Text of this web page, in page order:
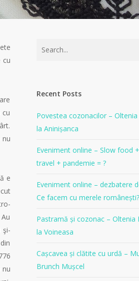
cu
e
şi-
nu
Recent Posts
Povestea cozonacilor –
la Aninișanca
Eveniment online – Slow food
travel + pandemie = ?
Eveniment online – dezbatere
Ce facem cu merele românești?
Pastramă și cozonac – Oltenia
la Voineasa
Cașcavea și clătite cu urdă –
Brunch Mușcel